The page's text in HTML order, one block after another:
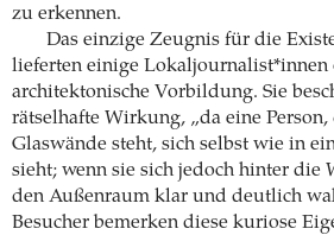
zu erkennen.
Das einzige Zeugnis für die
lieferten einige Lokaljournalist*innen
architektonische Vorbildung. Sie
rätselhafte Wirkung, „da eine
Glaswände steht, sich selbst wie in
sieht; wenn sie sich jedoch hinter die
den Außenraum klar und deutlich
Besucher bemerken diese kuriose